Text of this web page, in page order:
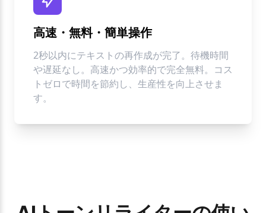
高速・無料・簡単操作
2秒以内にテキストの再作成が完了。待機時間
や遅延なし。高速かつ効率的で完全無料。コス
トゼロで時間を節約し、生産性を向上させま
す。